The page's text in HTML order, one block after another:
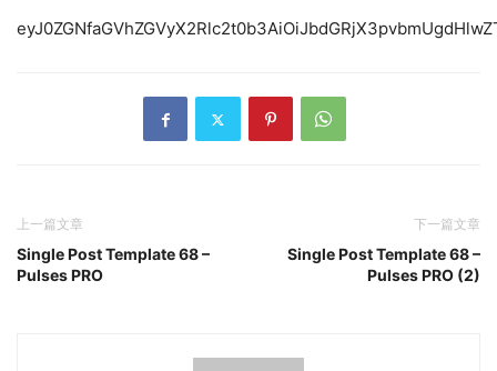
上一篇文章
Single Post Template 68 –
Pulses PRO
下一篇文章
Single Post Template 68 –
Pulses PRO (2)